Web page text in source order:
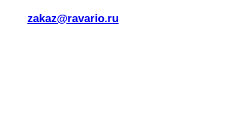
zakaz@ravario.ru